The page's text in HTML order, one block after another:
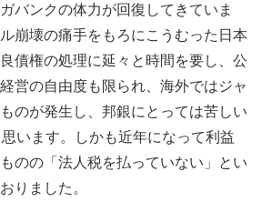
バンクの体力が回復してきていま
崩壊の痛手をもろにこうむった日本
債権の処理に延々と時間を要し、公
営の自由度も限られ、海外ではジャ
のが発生し、邦銀にとっては苦しい
います。しかも近年になって利益
のの「法人税を払っていない」とい
りました。